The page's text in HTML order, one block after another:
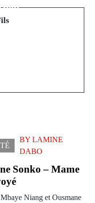
BY LAMINE
DABO
Sonko – Mame
Niang et Ousmane